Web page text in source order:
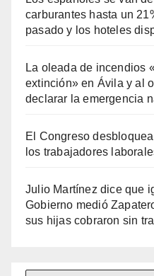
carburantes hasta un
pasado y los hoteles
La oleada de incendios
extinción» en Ávila y al
declarar la emergencia
El Congreso
los trabajadores
Julio Martínez dice que
Gobierno medió
sus hijas cobraron sin